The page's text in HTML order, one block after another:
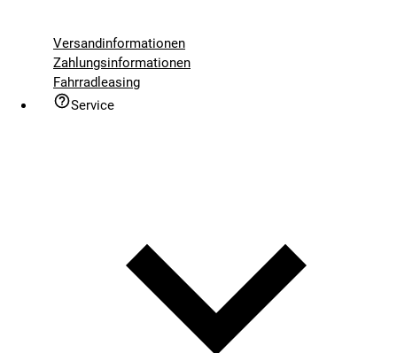
Versandinformationen
Zahlungsinformationen
Fahrradleasing
Service